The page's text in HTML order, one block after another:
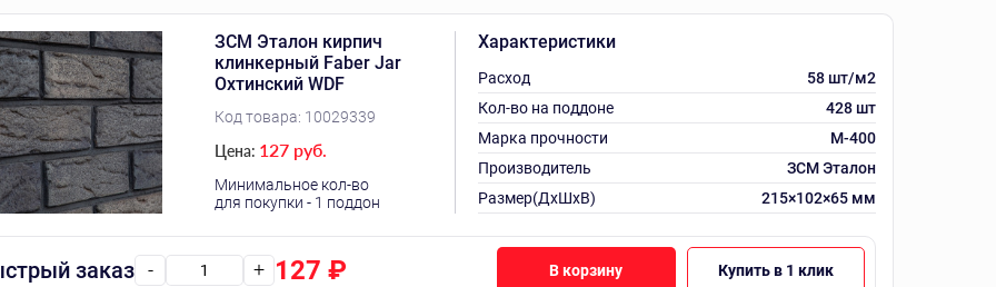
ЗСМ Эталон кирпич
клинкерный Faber Jar
Охтинский WDF
Код товара: 10029339
Цена: 127 руб.
Минимальное кол-во
для покупки - 1 поддон
Характеристики
Расход
58 шт/м2
Кол-во на поддоне
428 шт
Марка прочности
М-400
Производитель
ЗСМ Эталон
Размер(ДхШхВ)
215×102×65 мм
заказ - + 127 ₽ В корзину Купить в 1 клик